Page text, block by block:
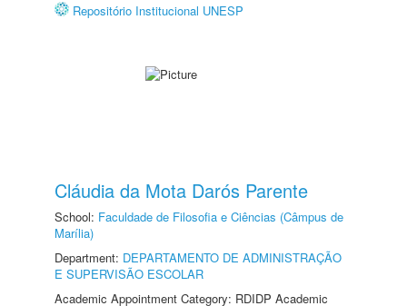
Repositório Institucional UNESP
Cláudia da Mota Darós Parente
School: Faculdade de Filosofia e Ciências (Câmpus de
Marília)
Department: DEPARTAMENTO DE ADMINISTRAÇÃO
E SUPERVISÃO ESCOLAR
Academic Appointment Category: RDIDP Academic